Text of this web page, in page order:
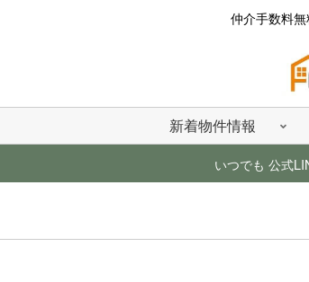
仲介手数料
新着物件情報
いつでも 公式